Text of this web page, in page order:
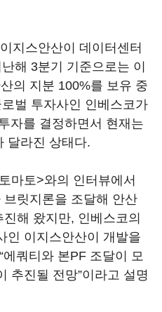
지스안산이 데이터센터
해 3분기 기준으로는 이
의 지분 100%를 보유 중
벌 투자사인 인베스코가
자를 결정하면서 현재는
달라진 상태다.
마토>와의 인터뷰에서
브릿지론을 조달해 안산
해 왔지만, 인베스코의
인 이지스안산이 개발을
에쿼티와 본PF 조달이 모
추진될 전망”이라고 설명